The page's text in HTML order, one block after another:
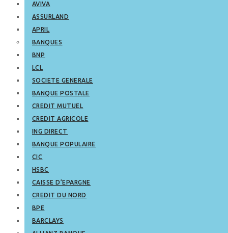
AVIVA
ASSURLAND
APRIL
BANQUES
BNP
LCL
SOCIETE GENERALE
BANQUE POSTALE
CREDIT MUTUEL
CREDIT AGRICOLE
ING DIRECT
BANQUE POPULAIRE
CIC
HSBC
CAISSE D’EPARGNE
CREDIT DU NORD
BPE
BARCLAYS